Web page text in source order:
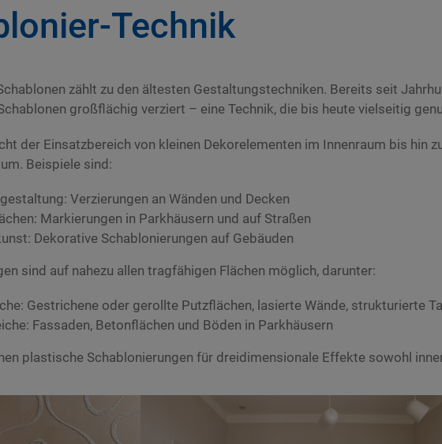
Technik
zählt zu den ältesten Gestaltungstechniken. Bereits seit
großflächig verziert – eine Technik, die bis heute vielseitig
der Einsatzbereich von kleinen Dekorelementen im Innenraum bis hin
Beispiele sind:
Verzierungen an Wänden und Decken
Markierungen in Parkhäusern und auf Straßen
Dekorative Schablonierungen auf Gebäuden
sind auf nahezu allen tragfähigen Flächen möglich, darunter:
Gestrichene oder gerollte Putzflächen, lasierte Wände, strukturierte
Fassaden, Betonflächen und Böden in Parkhäusern
plastische Schablonierungen für dreidimensionale Effekte sowohl